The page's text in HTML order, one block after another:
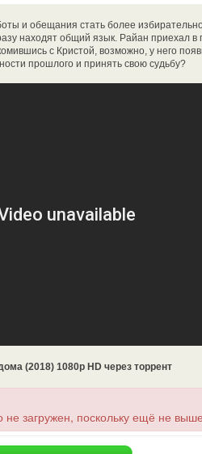
и обещания стать более
находят общий язык. Райан приехал в
с Кристой, возможно, у него
прошлого и принять свою судьбу?
(2018) 1080p HD через торрент
загружен, поскольку ещё не